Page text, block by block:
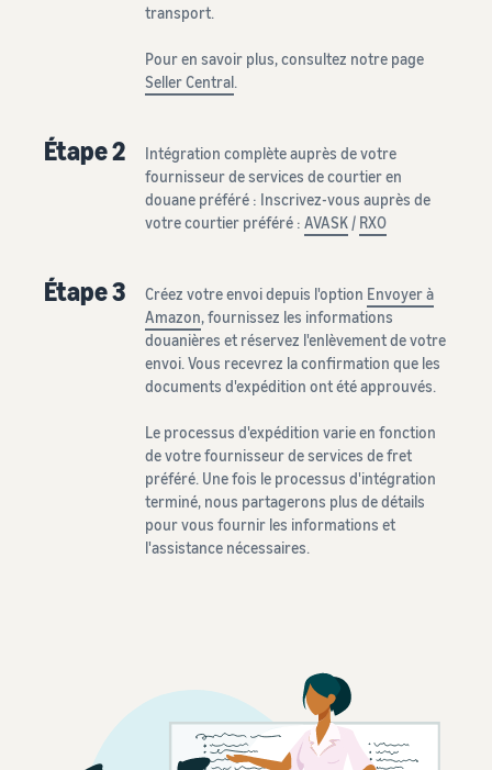
transport.
Pour en savoir plus, consultez notre page
Seller Central.
Étape 2
Intégration complète auprès de votre
fournisseur de services de courtier en
douane préféré : Inscrivez-vous auprès de
votre courtier préféré : AVASK / RXO
Étape 3 Créez votre envoi depuis l'option Envoyer à
Amazon, fournissez les informations
douanières et réservez l'enlèvement de votre
envoi. Vous recevrez la confirmation que les
documents d'expédition ont été approuvés.
Le processus d'expédition varie en fonction
de votre fournisseur de services de fret
préféré. Une fois le processus d'intégration
terminé, nous partagerons plus de détails
pour vous fournir les informations et
l'assistance nécessaires.